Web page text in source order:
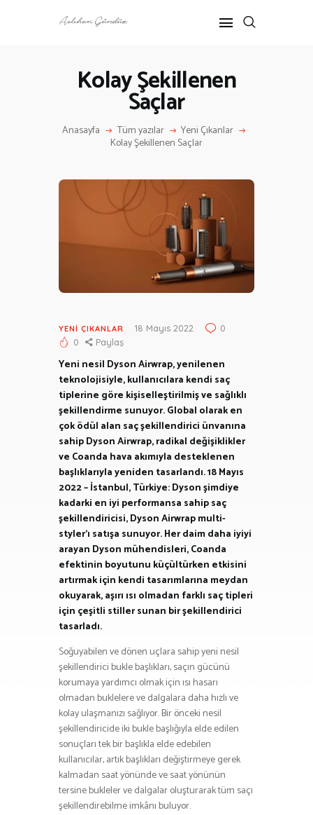
Kolay Şekillenen
Saçlar
Anasayfa Tüm yazılar Yeni Çıkanlar
Kolay Şekillenen Saçlar
ANASAYFA
ANNE-ÇOCUK
HAKKIMDA
İLETIŞIM
YENI ÇIKANLAR 18 Mayıs 2022
0
0
Paylaş
Yeni nesil Dyson Airwrap, yenilenen
teknolojisiyle, kullanıcılara kendi saç
tiplerine göre kişiselleştirilmiş ve sağlıklı
şekillendirme sunuyor. Global olarak en
çok ödül alan saç şekillendirici ünvanına
sahip Dyson Airwrap, radikal değişiklikler
ve Coanda hava akımıyla desteklenen
başlıklarıyla yeniden tasarlandı. 18 Mayıs
2022 – İstanbul, Türkiye: Dyson şimdiye
kadarki en iyi performansa sahip saç
şekillendiricisi, Dyson Airwrap multi-
styler’ı satışa sunuyor. Her daim daha iyiyi
arayan Dyson mühendisleri, Coanda
efektinin boyutunu küçültürken etkisini
artırmak için kendi tasarımlarına meydan
okuyarak, aşırı ısı olmadan farklı saç tipleri
için çeşitli stiller sunan bir şekillendirici
tasarladı.
Soğuyabilen ve dönen uçlara sahip yeni nesil
şekillendirici bukle başlıkları, saçın gücünü
korumaya yardımcı olmak için ısı hasarı
olmadan buklelere ve dalgalara daha hızlı ve
kolay ulaşmanızı sağlıyor. Bir önceki nesil
şekillendiricide iki bukle başlığıyla elde edilen
sonuçları tek bir başlıkla elde edebilen
kullanıcılar, artık başlıkları değiştirmeye gerek
kalmadan saat yönünde ve saat yönünün
tersine bukleler ve dalgalar oluşturarak tüm saçı
şekillendirebilme imkânı buluyor.